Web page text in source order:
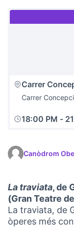
Carrer
Carrer
18:00 PM -
Canòdrom
La traviata, de
(Gran Teatre
La traviata, de
òperes més